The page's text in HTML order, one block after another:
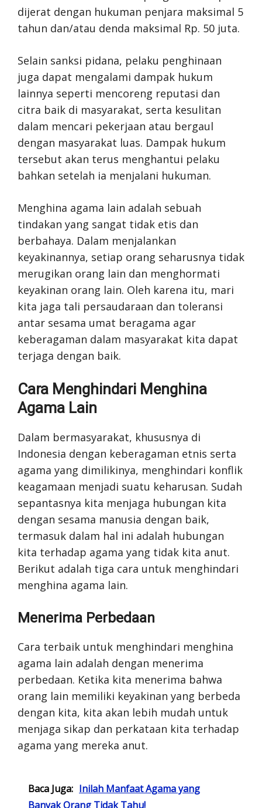
dijerat dengan hukuman penjara maksimal 5
tahun dan/atau denda maksimal Rp. 50 juta.
Selain sanksi pidana, pelaku penghinaan
juga dapat mengalami dampak hukum
lainnya seperti mencoreng reputasi dan
citra baik di masyarakat, serta kesulitan
dalam mencari pekerjaan atau bergaul
dengan masyarakat luas. Dampak hukum
tersebut akan terus menghantui pelaku
bahkan setelah ia menjalani hukuman.
Menghina agama lain adalah sebuah
tindakan yang sangat tidak etis dan
berbahaya. Dalam menjalankan
keyakinannya, setiap orang seharusnya tidak
merugikan orang lain dan menghormati
keyakinan orang lain. Oleh karena itu, mari
kita jaga tali persaudaraan dan toleransi
antar sesama umat beragama agar
keberagaman dalam masyarakat kita dapat
terjaga dengan baik.
Cara Menghindari Menghina
Agama Lain
Dalam bermasyarakat, khususnya di
Indonesia dengan keberagaman etnis serta
agama yang dimilikinya, menghindari konflik
keagamaan menjadi suatu keharusan. Sudah
sepantasnya kita menjaga hubungan kita
dengan sesama manusia dengan baik,
termasuk dalam hal ini adalah hubungan
kita terhadap agama yang tidak kita anut.
Berikut adalah tiga cara untuk menghindari
menghina agama lain.
Menerima Perbedaan
Cara terbaik untuk menghindari menghina
agama lain adalah dengan menerima
perbedaan. Ketika kita menerima bahwa
orang lain memiliki keyakinan yang berbeda
dengan kita, kita akan lebih mudah untuk
menjaga sikap dan perkataan kita terhadap
agama yang mereka anut.
Baca Juga: Inilah Manfaat Agama yang
Banyak Orang Tidak Tahu!